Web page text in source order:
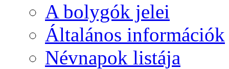
A boly­gók je­lei
Ál­ta­lá­nos in­for­má­ci­ók
Név­na­pok lis­tá­ja